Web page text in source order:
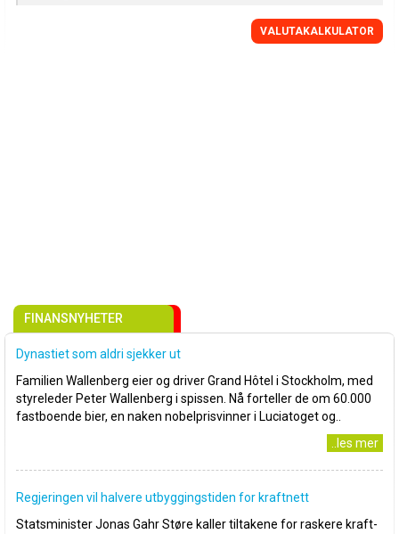
VALUTAKALKULATOR
FINANSNYHETER
Dynastiet som aldri sjekker ut
Familien Wallenberg eier og driver Grand Hôtel i Stockholm, med
styreleder Peter Wallenberg i spissen. Nå forteller de om 60.000
fastboende bier, en naken nobelprisvinner i Luciatoget og..
..les mer
Regjeringen vil halvere utbyggingstiden for kraftnett
Statsminister Jonas Gahr Støre kaller tiltakene for raskere kraft-